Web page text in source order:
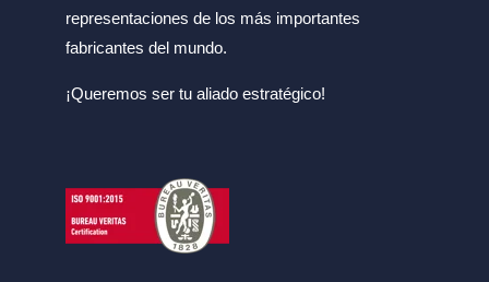
representaciones de los más importantes
fabricantes del mundo.
¡Queremos ser tu aliado estratégico!